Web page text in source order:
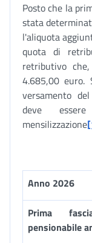
Posto che la
stata
l'aliquota
quota di
retributivo
4.685,00
versamento
deve
mensilizzazione
Anno 2026
Prima
pensionabile